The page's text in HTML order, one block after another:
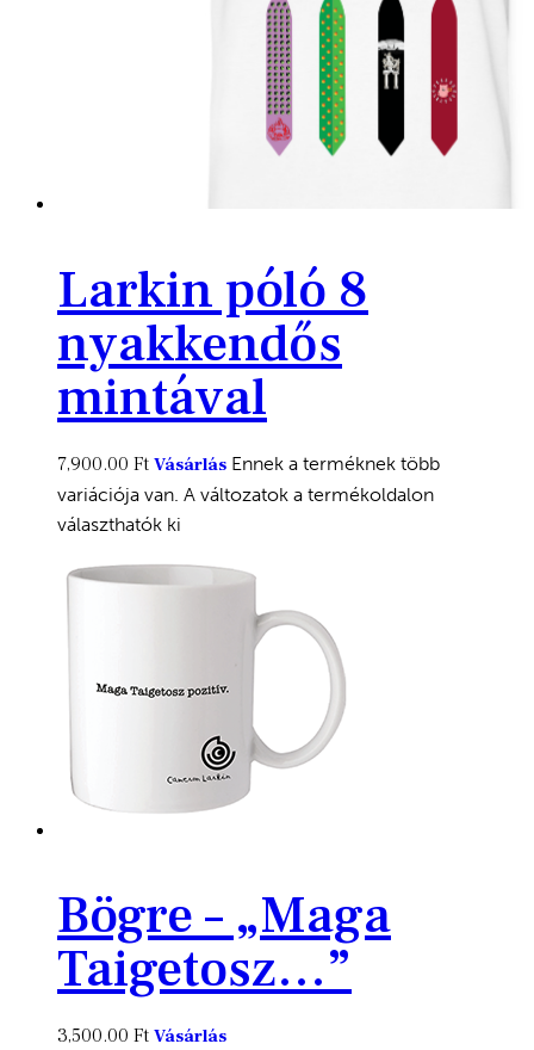
Larkin póló 8
nyakkendős
mintával
7,900.00 Ft Vásárlás Ennek a terméknek több
variációja van. A változatok a termékoldalon
választhatók ki
Bögre – „Maga
Taigetosz…”
3,500.00 Ft Vásárlás